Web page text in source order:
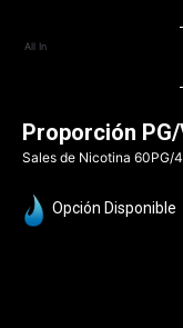
All In
Proporción PG/
Sales de Nicotina 60PG/
Opción Disponible